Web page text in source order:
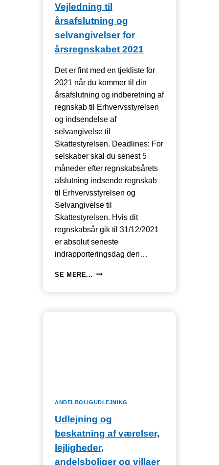
Vejledning til
årsafslutning og
selvangivelser for
årsregnskabet 2021
Det er fint med en tjekliste for
2021 når du kommer til din
årsafslutning og indberetning af
regnskab til Erhvervsstyrelsen
og indsendelse af
selvangivelse til
Skattestyrelsen. Deadlines: For
selskaber skal du senest 5
måneder efter regnskabsårets
afslutning indsende regnskab
til Erhvervsstyrelsen og
Selvangivelse til
Skattestyrelsen. Hvis dit
regnskabsår gik til 31/12/2021
er absolut seneste
indrapporteringsdag den…
SE MERE... VEJLEDNING
ANDELBOLIGUDLEJNING
Udlejning og
beskatning af værelser,
lejligheder,
andelsboliger og villaer